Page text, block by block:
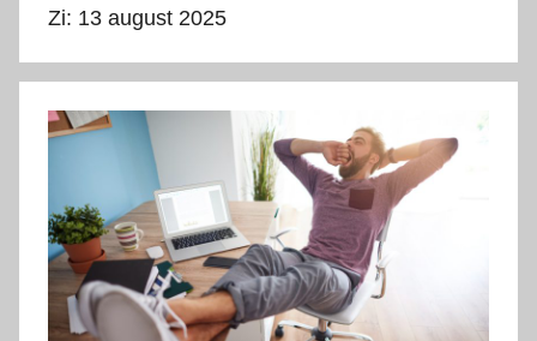
Zi: 13 august 2025